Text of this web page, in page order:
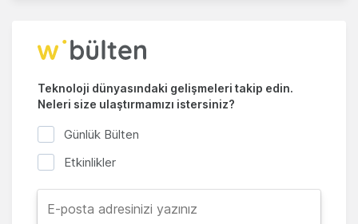
Teknoloji dünyasındaki gelişmeleri takip edin.
Neleri size ulaştırmamızı istersiniz?
Günlük Bülten
Etkinlikler